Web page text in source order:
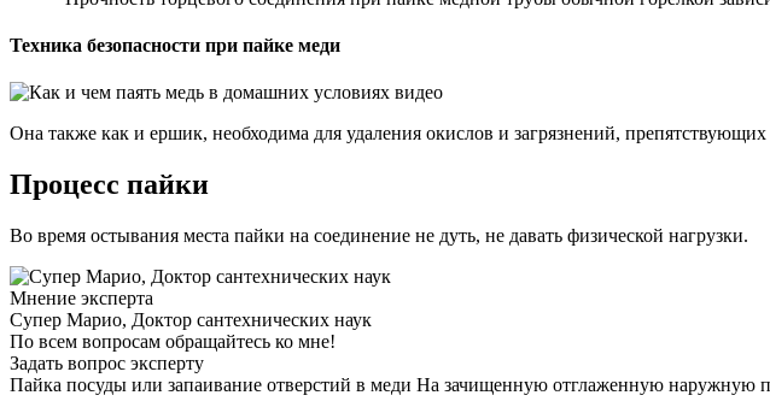
Техника безопасности при пайке меди
Она также как и ершик, необходима для удаления окислов и загрязнений, препятствующих
Процесс пайки
Во время остывания места пайки на соединение не дуть, не давать физической нагрузки.
Мнение эксперта
Супер Марио, Доктор сантехнических наук
По всем вопросам обращайтесь ко мне!
Задать вопрос эксперту
Пайка посуды или запаивание отверстий в меди На зачищенную отглаженную наружную